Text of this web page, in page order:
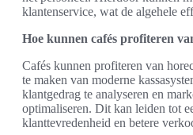
klantenservice, wat de algehele
Hoe kunnen cafés profiteren
Cafés kunnen profiteren van
te maken van moderne
klantgedrag te analyseren en
optimaliseren. Dit kan leiden tot
klanttevredenheid en betere